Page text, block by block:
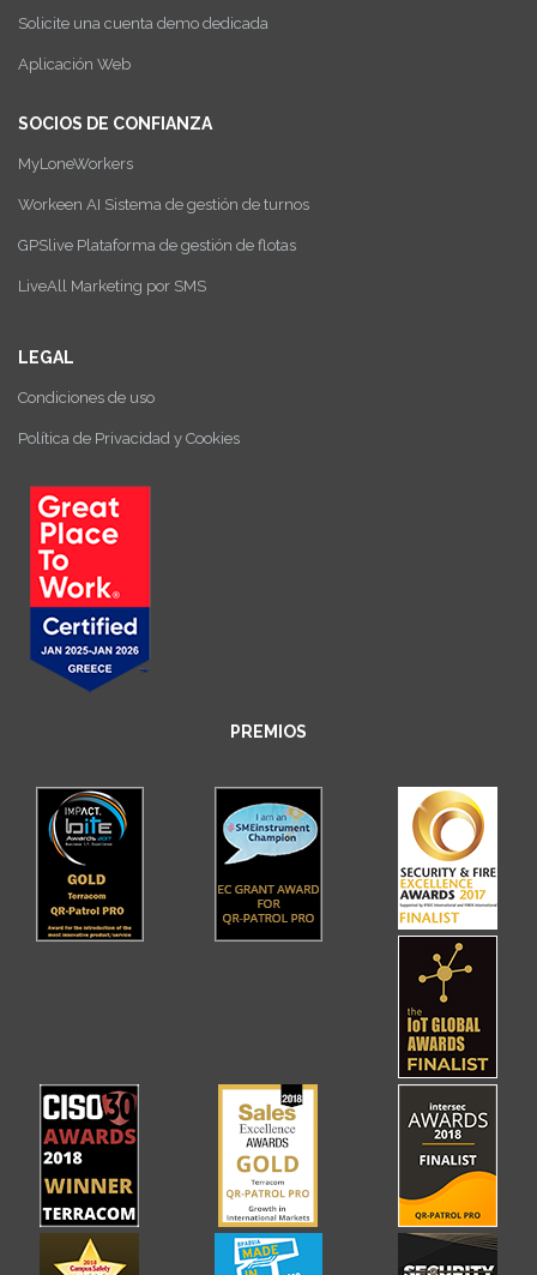
Solicite una cuenta demo dedicada
Aplicación Web
SOCIOS DE CONFIANZA
MyLoneWorkers
Workeen AI Sistema de gestión de turnos
GPSlive Plataforma de gestión de flotas
LiveAll Marketing por SMS
LEGAL
Condiciones de uso
Política de Privacidad y Cookies
PREMIOS